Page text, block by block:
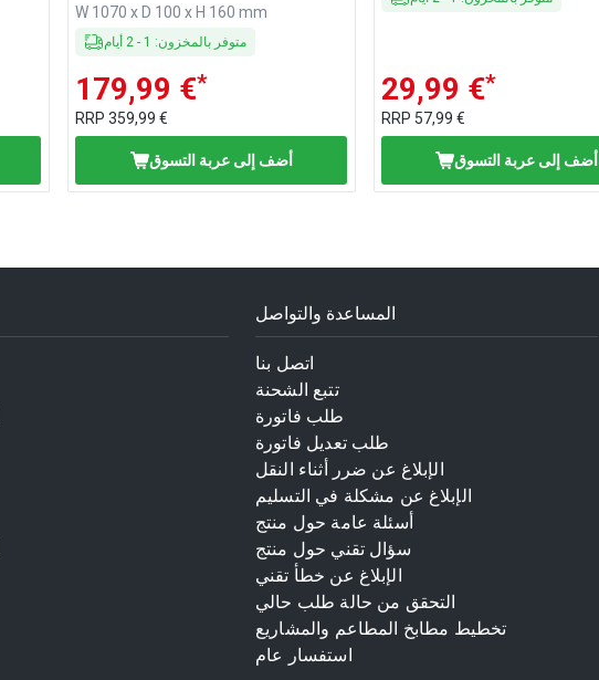
W 1070 x D 100 x H 160 mm
متوفر بالمخزون:
1
-
2 أيام
179,99 €*
RRP359,99 €
أضف إلى عربة التسوق
29,99 €*
RRP 57,99 €
أضف إلى عربة التسوق
المساعدة والتواصل
اتصل بنا
تتبع الشحنة
طلب فاتورة
طلب تعديل فاتورة
الإبلاغ عن ضرر أثناء النقل
الإبلاغ عن مشكلة في التسليم
أسئلة عامة حول منتج
سؤال تقني حول منتج
الإبلاغ عن خطأ تقني
التحقق من حالة طلب حالي
تخطيط مطابخ المطاعم والمشاريع
استفسار عام